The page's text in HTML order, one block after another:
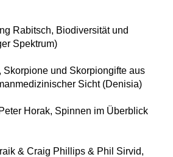
Rabitsch, Biodiversität und
Spektrum)
Skorpione und Skorpiongifte aus
Sicht (Denisia)
Horak, Spinnen im Überblick
& Craig Phillips & Phil Sirvid,